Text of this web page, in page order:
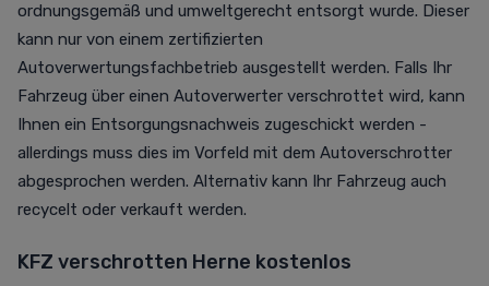
ordnungsgemäß und umweltgerecht entsorgt wurde. Dieser
kann nur von einem zertifizierten
Autoverwertungsfachbetrieb ausgestellt werden. Falls Ihr
Fahrzeug über einen Autoverwerter verschrottet wird, kann
Ihnen ein Entsorgungsnachweis zugeschickt werden -
allerdings muss dies im Vorfeld mit dem Autoverschrotter
abgesprochen werden. Alternativ kann Ihr Fahrzeug auch
recycelt oder verkauft werden.
KFZ verschrotten Herne kostenlos